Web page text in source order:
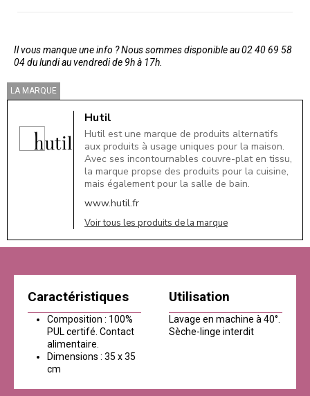
Il vous manque une info ? Nous sommes disponible au 02 40 69 58
04 du lundi au vendredi de 9h à 17h.
LA MARQUE
Hutil
Hutil est une marque de produits alternatifs
aux produits à usage uniques pour la maison.
Avec ses incontournables couvre-plat en tissu,
la marque propse des produits pour la cuisine,
mais également pour la salle de bain.
www.hutil.fr
Voir tous les produits de la marque
Caractéristiques
Composition : 100%
PUL certifé. Contact
alimentaire.
Dimensions : 35 x 35
cm
Utilisation
Lavage en machine à 40°.
Sèche-linge interdit